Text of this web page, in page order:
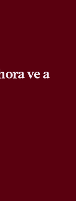
ve a